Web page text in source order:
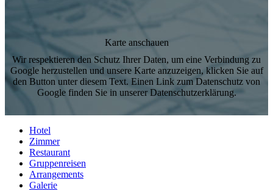
Wir respektieren den Schutz Ihrer Daten, um eine Verbindung zu
Google herzustellen und unsere Karte anzuzeigen, klicken Sie auf
den Button unter diesem Text. Einen Link zum Datenschutz von
Google finden Sie in unserer Datenschutzerklärung.
Karte anschauen
Hotel
Zimmer
Restaurant
Gruppenreisen
Arrangements
Galerie